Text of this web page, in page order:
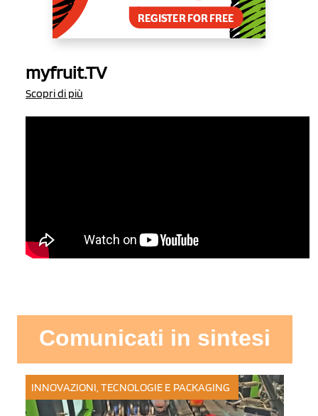
myfruit.TV
Scopri di più
Comunicati in sintesi
INNOVAZIONI, TECNOLOGIE E PACKAGING